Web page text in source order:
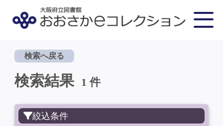
検索へ戻る
検索結果 1 件
絞込条件